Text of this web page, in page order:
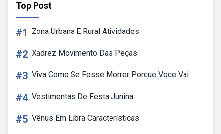
Top Post
#1 Zona Urbana E Rural Atividades
#2 Xadrez Movimento Das Peças
#3 Viva Como Se Fosse Morrer Porque Voce Vai
#4 Vestimentas De Festa Junina
#5 Vênus Em Libra Características